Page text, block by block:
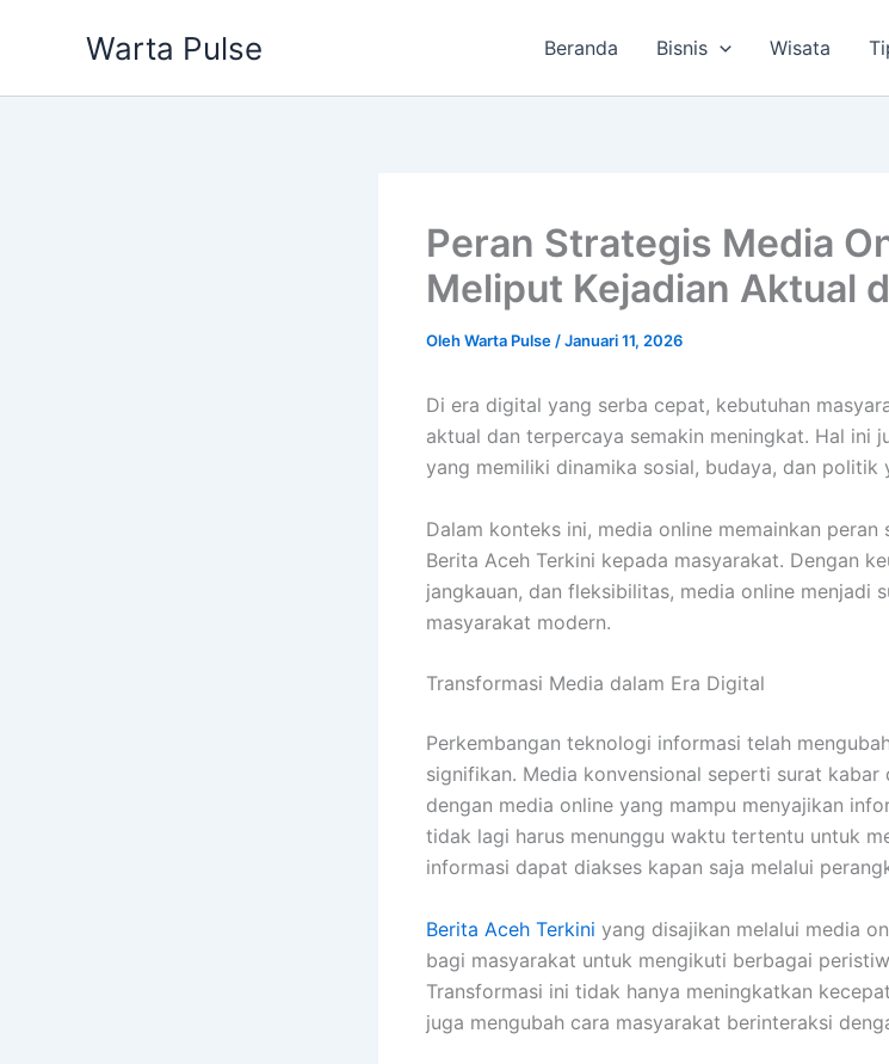
Warta Pulse Beranda Bisnis Wisata
Peran Strategis Media
Meliput Kejadian Aktual
OlehWarta Pulse /Januari 11, 2026
Di era digital yang serba cepat, kebutuhan
aktual dan terpercaya semakin meningkat. Hal ini
yang memiliki dinamika sosial, budaya, dan politik
Dalam konteks ini, media online memainkan
Berita Aceh Terkini kepada masyarakat. Dengan
jangkauan, dan fleksibilitas, media online menjadi
masyarakat modern.
Transformasi Media dalam Era Digital
Perkembangan teknologi informasi telah
signifikan. Media konvensional seperti surat kabar
dengan media online yang mampu menyajikan
tidak lagi harus menunggu waktu tertentu untuk
informasi dapat diakses kapan saja melalui
Berita Aceh Terkini yang disajikan melalui media
bagi masyarakat untuk mengikuti berbagai
Transformasi ini tidak hanya meningkatkan
juga mengubah cara masyarakat berinteraksi